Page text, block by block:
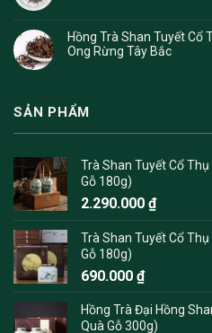
Hồng Trà Shan Tuyết Cổ
Ong Rừng Tây Bắc
SẢN PHẨM
Trà Shan Tuyết Cổ
Gỗ 180g)
2.290.000 ₫
Trà Shan Tuyết Cổ
Gỗ 180g)
690.000 ₫
Hồng Trà Đại Hồng
Quà Gỗ 300g)